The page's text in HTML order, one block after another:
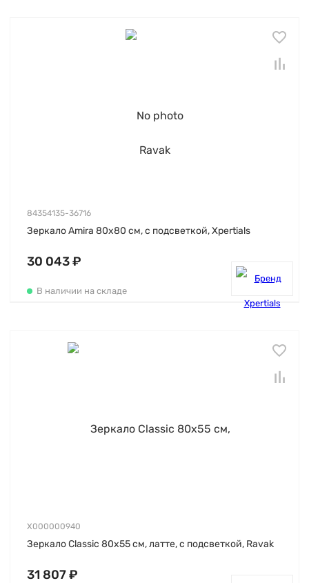
84354135-36716
Зеркало Amira 80х80 см, с подсветкой, Xpertials
30 043 ₽
В наличии на складе
X000000940
Зеркало Classic 80х55 см, латте, с подсветкой, Ravak
31 807 ₽